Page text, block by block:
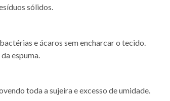
sólidos.
e ácaros sem encharcar o tecido.
espuma.
toda a sujeira e excesso de umidade.